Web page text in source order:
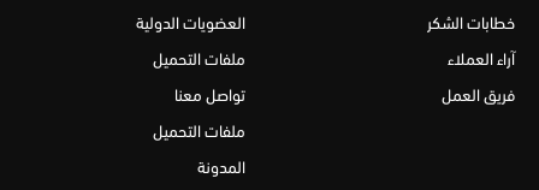
خطابات الشكر
آراء العملاء
فريق العمل
العضويات الدولية
ملفات التحميل
تواصل معنا
ملفات التحميل
المدونة